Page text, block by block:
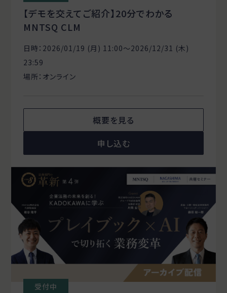
【デモを交えてご紹介】20分でわかる
MNTSQ CLM
日時：2026/01/19 (月) 11:00〜2026/12/31 (木)
23:59
場所：オンライン
概要を見る
申し込む
受付中